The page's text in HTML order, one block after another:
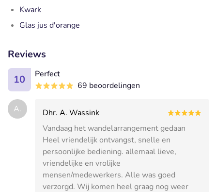
Kwark
Glas jus d'orange
Reviews
10
Perfect
69 beoordelingen
A.
Dhr. A. Wassink
Vandaag het wandelarrangement gedaan
Heel vriendelijk ontvangst, snelle en
persoonlijke bediening. allemaal lieve,
vriendelijke en vrolijke
mensen/medewerkers. Alle was goed
verzorgd. Wij komen heel graag nog weer